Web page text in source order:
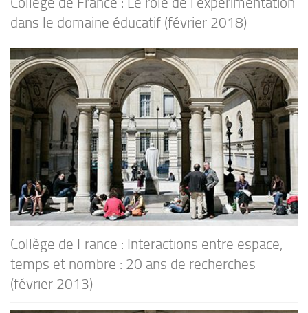
dans le domaine éducatif (février 2018)
Collège de France : Interactions entre espace,
temps et nombre : 20 ans de recherches
(février 2013)